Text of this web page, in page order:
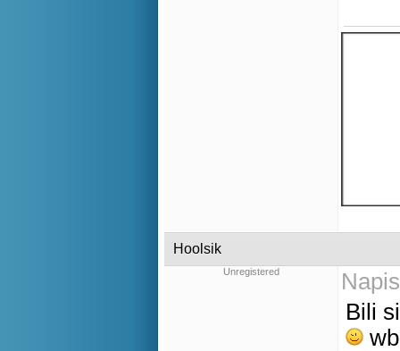
Hoolsik
Unregistered
Bili